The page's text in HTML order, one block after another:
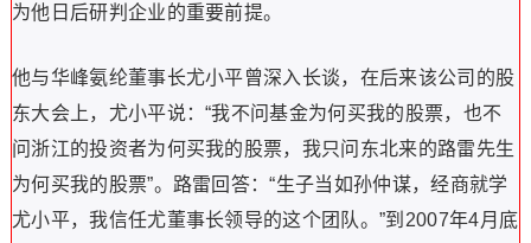
为他日后研判企业的重要前提。
他与华峰氨纶董事长尤小平曾深入长谈，在后来该公司的股
东大会上，尤小平说：“我不问基金为何买我的股票，也不
问浙江的投资者为何买我的股票，我只问东北来的路雷先生
为何买我的股票”。路雷回答：“生子当如孙仲谋，经商就学
尤小平，我信任尤董事长领导的这个团队。”到2007年4月底